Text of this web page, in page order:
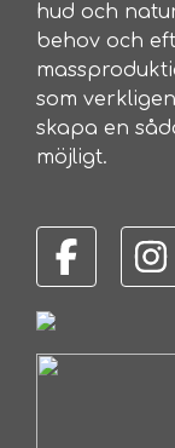
hud och
behov och
som
skapa en
möjligt.